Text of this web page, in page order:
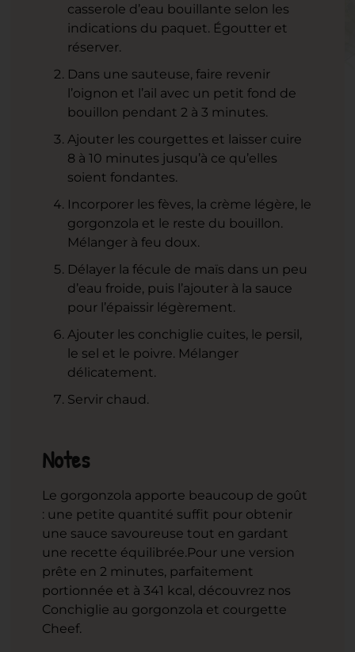
casserole d’eau bouillante selon les
indications du paquet. Égoutter et
réserver.
Dans une sauteuse, faire revenir
l’oignon et l’ail avec un petit fond de
bouillon pendant 2 à 3 minutes.
Ajouter les courgettes et laisser cuire
8 à 10 minutes jusqu’à ce qu’elles
soient fondantes.
Incorporer les fèves, la crème légère, le
gorgonzola et le reste du bouillon.
Mélanger à feu doux.
Délayer la fécule de maïs dans un peu
d’eau froide, puis l’ajouter à la sauce
pour l’épaissir légèrement.
Ajouter les conchiglie cuites, le persil,
le sel et le poivre. Mélanger
délicatement.
Servir chaud.
Notes
Le gorgonzola apporte beaucoup de goût
: une petite quantité suffit pour obtenir
une sauce savoureuse tout en gardant
une recette équilibrée.Pour une version
prête en 2 minutes, parfaitement
portionnée et à 341 kcal, découvrez nos
Conchiglie au gorgonzola et courgette
Cheef.